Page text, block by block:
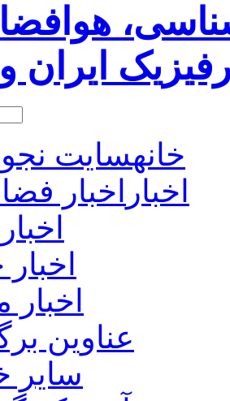
ایران
خانهسایت
اخبار اخبار
عناوین
سایر